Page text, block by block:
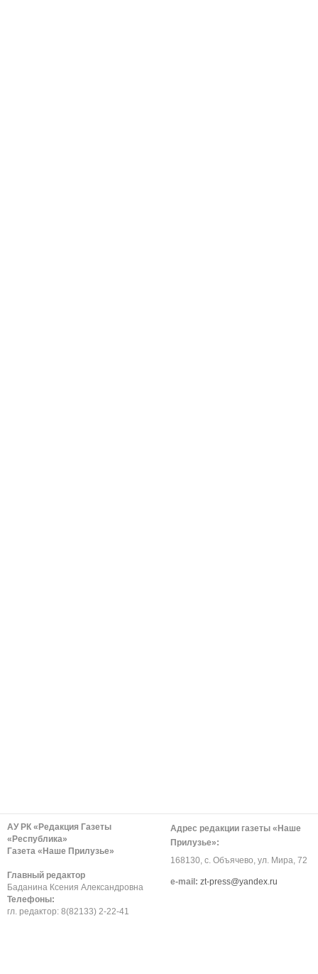
АУ РК «Редакция Газеты
«Республика»
Газета «Наше Прилузье»
Главный редактор
Баданина Ксения Александровна
Телефоны:
гл. редактор: 8(82133) 2-22-41
Адрес редакции газеты «Наше
Прилузье»:
168130, с. Объячево, ул. Мира, 72
е-mail: zt-press@yandex.ru